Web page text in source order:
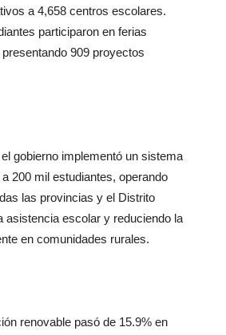
a 4,658 centros escolares.
participaron en ferias
909 proyectos
gobierno implementó un sistema
200 mil estudiantes, operando
las provincias y el Distrito
asistencia escolar y reduciendo la
en comunidades rurales.
renovable pasó de 15.9% en